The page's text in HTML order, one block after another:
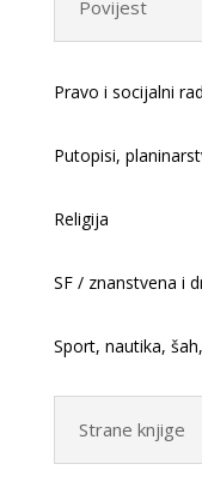
Povijest
Pravo i socijalni rad
Putopisi,
Religija
SF / znanstvena i
Sport, nautika,
Strane knjige